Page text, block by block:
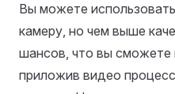
Вы можете
камеру, но чем выше
шансов, что вы сможете
приложив видео